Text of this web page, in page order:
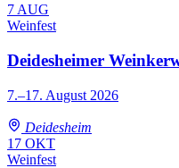
7 AUG
Weinfest
Deidesheimer
7.–17. August 2026
Deidesheim
17 OKT
Weinfest